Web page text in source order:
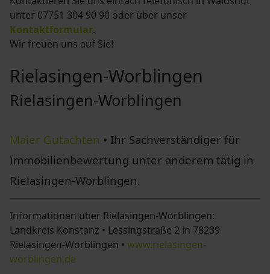
unter 07751 304 90 90 oder über unser
Kontaktformular.
Wir freuen uns auf Sie!
Rielasingen-Worblingen
Rielasingen-Worblingen
Maier Gutachten • Ihr Sachverständiger für
Immobilienbewertung unter anderem tätig in
Rielasingen-Worblingen.
Informationen über Rielasingen-Worblingen:
Landkreis Konstanz • Lessingstraße 2 in 78239
Rielasingen-Worblingen •www.rielasingen-
worblingen.de